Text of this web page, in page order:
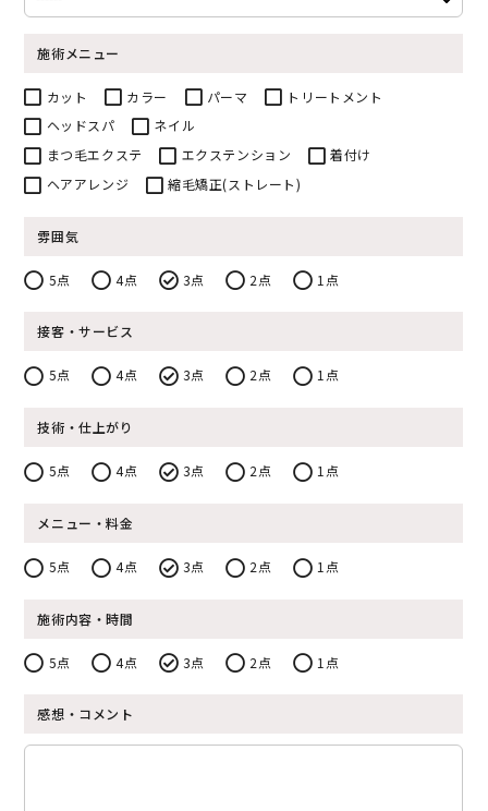
施術メニュー
カット カラー パーマ
トリートメント
ヘッドスパ
ネイル
まつ毛エクステ
エクステンション
着付け
ヘアアレンジ
縮毛矯正(ストレート)
雰囲気
5点 4点 3点 2点 1点
接客・サービス
5点 4点 3点 2点 1点
技術・仕上がり
5点 4点 3点 2点 1点
メニュー・料金
5点 4点 3点 2点 1点
施術内容・時間
5点 4点 3点 2点 1点
感想・コメント